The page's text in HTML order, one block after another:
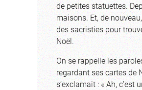
de petites statuettes.
maisons. Et, de
des sacristies pour
Noël.
On se rappelle les
regardant ses cartes de
s’exclamait : « Ah,